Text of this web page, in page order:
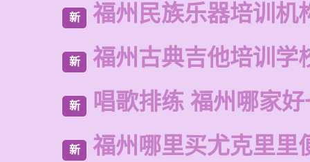
新 福州民族乐器培训机
新 福州古典吉他培训学
新 唱歌排练 福州哪家
新 福州哪里买尤克里里